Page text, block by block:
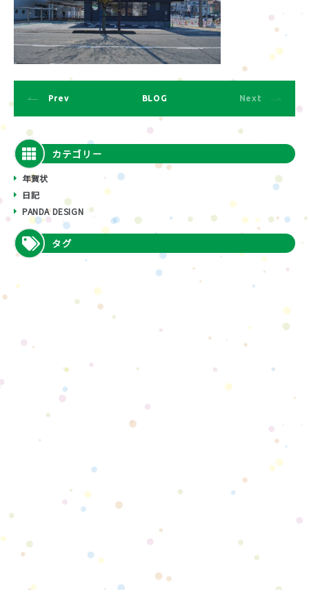
Prev BLOG Next
カテゴリー
年賀状
日記
PANDA DESIGN
タグ